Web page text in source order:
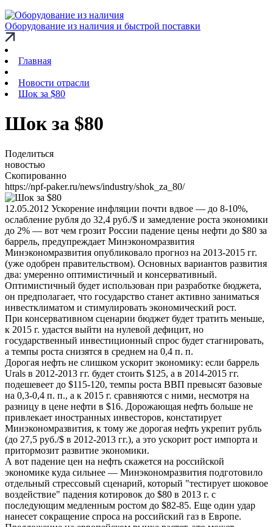
Оборудование из наличия и быстрой поставки
Главная
Новости отрасли
Шок за $80
Шок за $80
Поделиться
новостью
Скопированно
https://npf-paker.ru/news/industry/shok_za_80/
12.05.2012 Ускорение инфляции почти вдвое — до 8-10%,
ослабление рубля до 32,4 руб./$ и замедление роста экономики
до 2% — вот чем грозит России падение цены нефти до $80 за
баррель, предупреждает Минэкономразвития
Минэкономразвития опубликовало прогноз на 2013-2015 гг.
(уже одобрен правительством). Основных вариантов развития
два: умеренно оптимистичный и консервативный.
Оптимистичный будет использован при разработке бюджета,
он предполагает, что государство станет активно заниматься
инвестклиматом и стимулировать экономический рост.
При консервативном сценарии бюджет будет тратить меньше,
к 2015 г. удастся выйти на нулевой дефицит, но
государственный инвестиционный спрос будет стагнировать,
а темпы роста снизятся в среднем на 0,4 п. п.
Дорогая нефть не слишком ускорит экономику: если баррель
Urals в 2012-2013 гг. будет стоить $125, а в 2014-2015 гг.
подешевеет до $115-120, темпы роста ВВП превысят базовые
на 0,3-0,4 п. п., а к 2015 г. сравняются с ними, несмотря на
разницу в цене нефти в $16. Дорожающая нефть больше не
привлекает иностранных инвесторов, констатирует
Минэкономразвития, к тому же дорогая нефть укрепит рубль
(до 27,5 руб./$ в 2012-2013 гг.), а это ускорит рост импорта и
притормозит развитие экономики.
А вот падение цен на нефть скажется на российской
экономике куда сильнее — Минэкономразвития подготовило
отдельный стрессовый сценарий, который "тестирует шоковое
воздействие" падения котировок до $80 в 2013 г. с
последующим медленным ростом до $82-85. Еще один удар
нанесет сокращение спроса на российский газ в Европе.